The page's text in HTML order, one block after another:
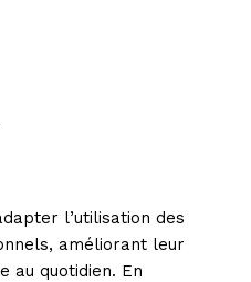
l’utilisation des
améliorant leur
au quotidien. En